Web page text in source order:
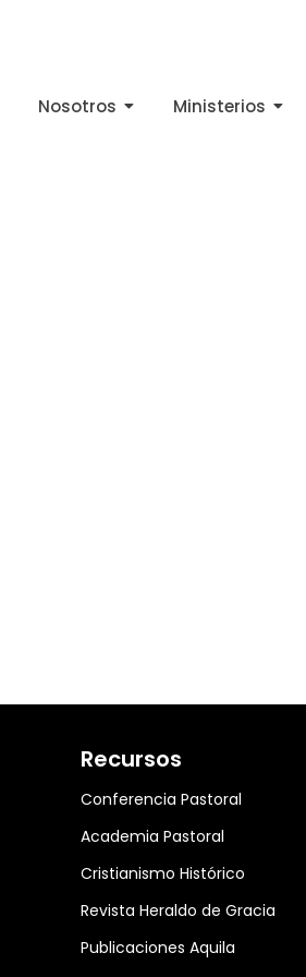
Nosotros Ministerios
Recursos
Conferencia Pastoral
Academia Pastoral
Cristianismo Histórico
Revista Heraldo de Gracia
Publicaciones Aquila